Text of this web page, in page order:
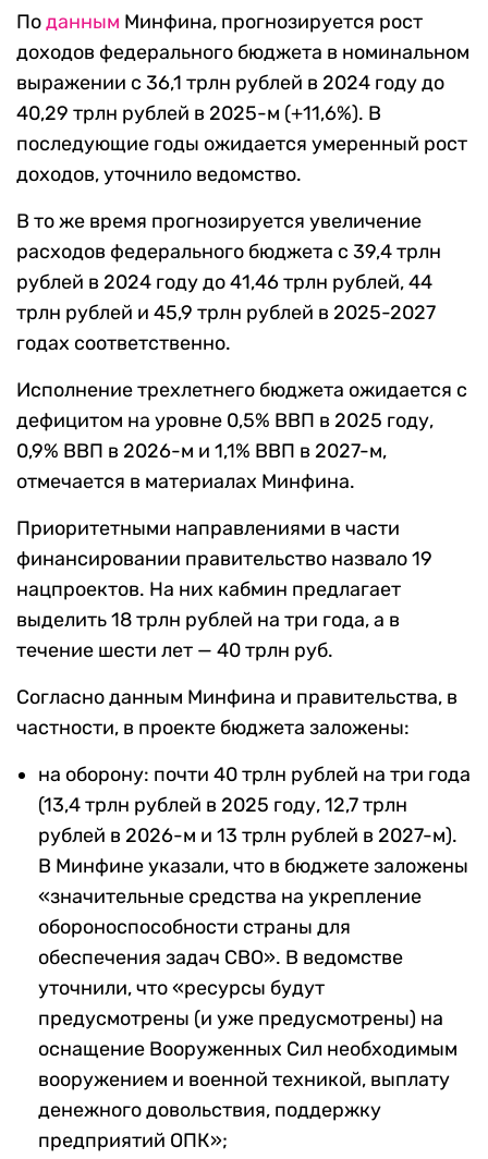
Поданным Минфина, прогнозируется рост
доходов федерального бюджета в номинальном
выражении с 36,1 трлн рублей в 2024 году до
40,29 трлн рублей в 2025-м (+11,6%). В
последующие годы ожидается умеренный рост
доходов, уточнило ведомство.
В то же время прогнозируется увеличение
расходов федерального бюджета с 39,4 трлн
рублей в 2024 году до 41,46 трлн рублей, 44
трлн рублей и 45,9 трлн рублей в 2025-2027
годах соответственно.
Исполнение трехлетнего бюджета ожидается с
дефицитом на уровне 0,5% ВВП в 2025 году,
0,9% ВВП в 2026-м и 1,1% ВВП в 2027-м,
отмечается в материалах Минфина.
Приоритетными направлениями в части
финансировании правительство назвало 19
нацпроектов. На них кабмин предлагает
выделить 18 трлн рублей на три года, а в
течение шести лет — 40 трлн руб.
Согласно данным Минфина и правительства, в
частности, в проекте бюджета заложены:
на оборону: почти 40 трлн рублей на три года
(13,4 трлн рублей в 2025 году, 12,7 трлн
рублей в 2026-м и 13 трлн рублей в 2027-м).
В Минфине указали, что в бюджете заложены
«значительные средства на укрепление
обороноспособности страны для
обеспечения задач СВО». В ведомстве
уточнили, что «ресурсы будут
предусмотрены (и уже предусмотрены) на
оснащение Вооруженных Сил необходимым
вооружением и военной техникой, выплату
денежного довольствия, поддержку
предприятий ОПК»;